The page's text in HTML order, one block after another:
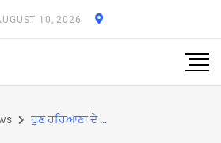
10, 2026
ਹੁਣ ਹਰਿਆਣਾ ਦੇ ਸਕੂਲੀ ਬੱਚੇ ਪੜ੍ਹਨਗੇ ਸਿੱਖ ਗੁਰੂਆਂ ਦਾ ਇਤਿਹਾਸ